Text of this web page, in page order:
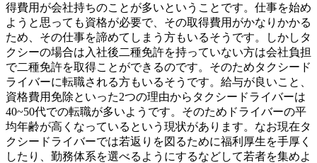
得費用が会社持ちのことが多いということです。仕事を始め
ようと思っても資格が必要で、その取得費用がかなりかかる
ため、その仕事を諦めてしまう方もいるそうです。しかしタ
クシーの場合は入社後二種免許を持っていない方は会社負担
で二種免許を取得ことができるのです。そのためタクシード
ライバーに転職される方もいるそうです。給与が良いこと、
資格費用免除といった2つの理由からタクシードライバーは
40~50代での転職が多いようです。そのためドライバーの平
均年齢が高くなっているという現状があります。なお現在タ
クシードライバーでは若返りを図るために福利厚生を手厚く
したり、勤務体系を選べるようにするなどして若者を集めよ